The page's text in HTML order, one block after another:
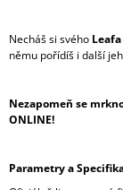
Necháš si svého
němu pořídíš i další
Nezapomeň se
ONLINE!
Parametry a